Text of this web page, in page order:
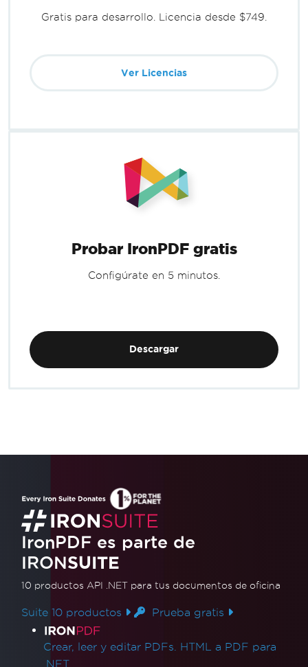
Gratis para desarrollo. Licencia desde $749.
Ver Licencias
Probar IronPDF gratis
Configúrate en 5 minutos.
Descargar
IronPDF es parte de
IRONSUITE
10 productos API .NET para tus documentos de oficina
Suite 10 productos Prueba gratis
Enlaces de productos
Crear, leer y editar PDFs. HTML a PDF para
.NET.